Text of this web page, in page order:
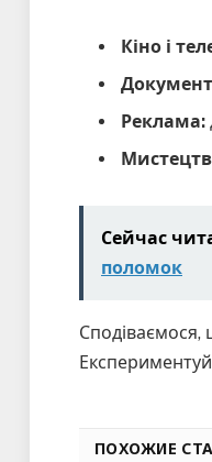
Кіно і
Реклама:
Сейчас
поломок
Сподіваємося,
ПОХОЖИЕ